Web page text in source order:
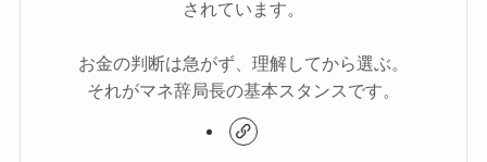
されています。
お金の判断は急がず、理解してから選ぶ。
それがマネ辞局長の基本スタンスです。